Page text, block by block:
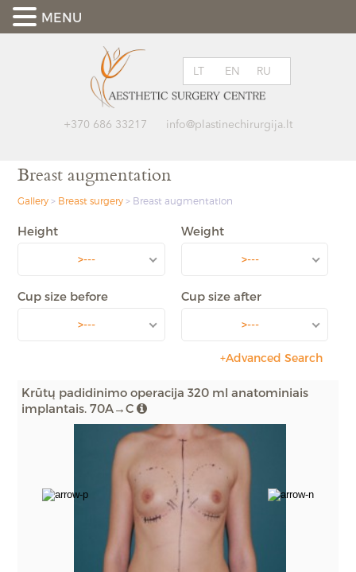
+370 686 33217 info@plastinechirurgija.lt
LT EN RU
Breast augmentation
Gallery > Breast surgery > Breast augmentation
Height
>---
Weight
>---
Cup size before
>---
Cup size after
>---
+Advanced Search
Krūtų padidinimo operacija 320 ml anatominiais
implantais. 70A→C
MENU